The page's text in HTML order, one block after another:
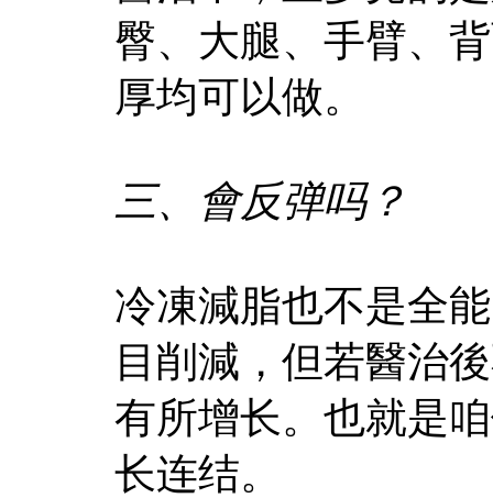
臀、大腿、手臂、
厚均可以做。
三、會反弹吗？
冷凍減脂也不是全
目削減，但若醫治
有所增长。也就是
长连结。